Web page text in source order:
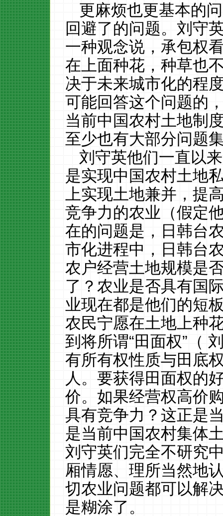
更麻烦也更基本的
回避了的问题。刘守
一种观念说，承包权
在上面种花，种草也
决于未来城市化的程
可能回答这个问题的
当前中国农村土地制
至少也有大部分问题
刘守英他们一直以
是实现中国农村土地
上实现土地兼并，提
竞争力的农业（假定
在的问题是，日韩台
市化进程中，日韩台
农户经营土地规模是
了？农业是否具有国
业现在都是他们的短
农民宁愿在土地上种
到将所谓“田面权”（
有所有权性质与田底
人。要获得田面权的
价。如果经营权高价
具有竞争力？这正是
是当前中国农村集体
刘守英们完全不研究
厢情愿、理所当然地
切农业问题都可以解
是糊涂了。